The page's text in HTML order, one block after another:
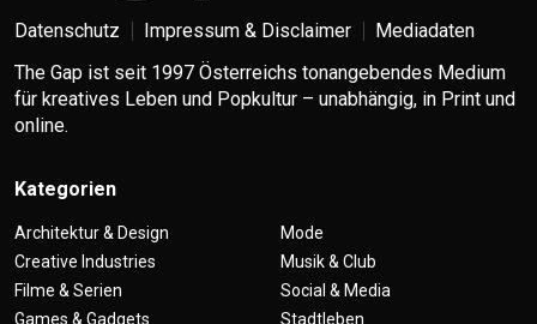
Datenschutz Impressum & Disclaimer
Mediadaten
The Gap ist seit 1997 Österreichs tonangebendes Medium
für kreatives Leben und Popkultur – unabhängig, in Print und
online.
Kategorien
Architektur & Design
Creative Industries
Filme & Serien
Games & Gadgets
Mode
Musik & Club
Social & Media
Stadtleben